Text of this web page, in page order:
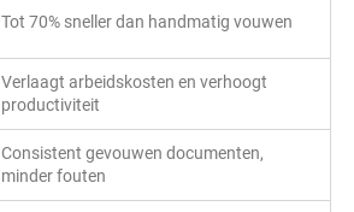
Tot 70% sneller dan handmatig vouwen
Verlaagt arbeidskosten en verhoogt
productiviteit
Consistent gevouwen documenten,
minder fouten